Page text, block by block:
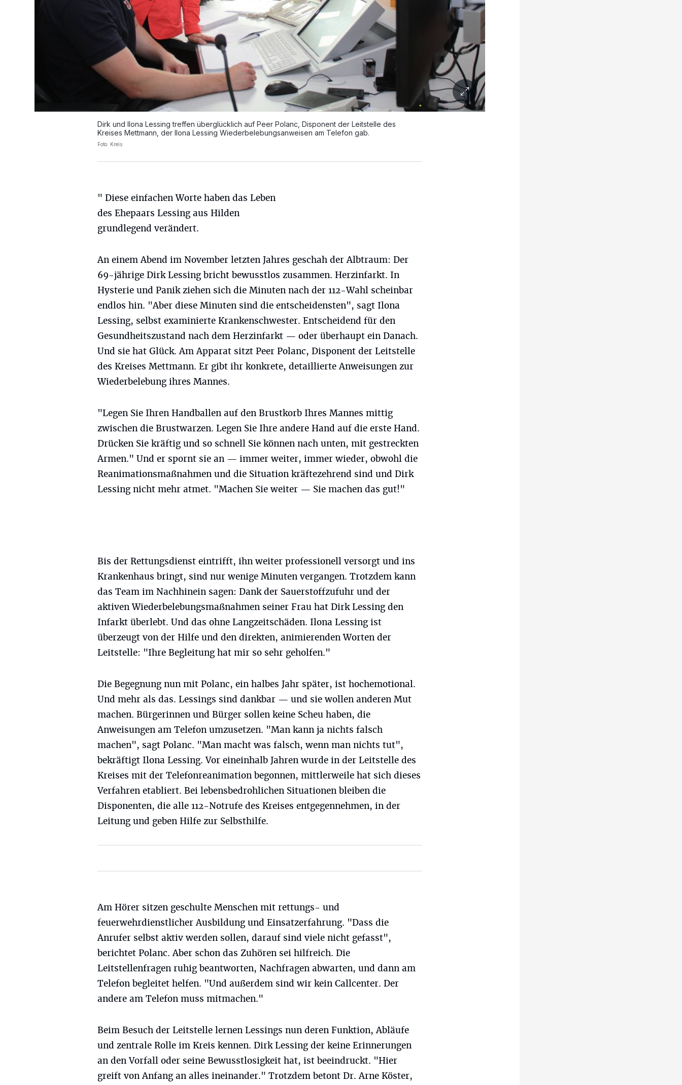
Dirk und Ilona Lessing treffen überglücklich auf Peer Polanc, Disponent der Leitstelle des
Kreises Mettmann, der Ilona Lessing Wiederbelebungsanweisen am Telefon gab.
Foto: Kreis
" Diese einfachen Worte haben das Leben
des Ehepaars Lessing aus Hilden
grundlegend verändert.
An einem Abend im November letzten Jahres geschah der Albtraum: Der
69-jährige Dirk Lessing bricht bewusstlos zusammen. Herzinfarkt. In
Hysterie und Panik ziehen sich die Minuten nach der 112-Wahl scheinbar
endlos hin. "Aber diese Minuten sind die entscheidensten", sagt Ilona
Lessing, selbst examinierte Krankenschwester. Entscheidend für den
Gesundheitszustand nach dem Herzinfarkt — oder überhaupt ein Danach.
Und sie hat Glück. Am Apparat sitzt Peer Polanc, Disponent der Leitstelle
des Kreises Mettmann. Er gibt ihr konkrete, detaillierte Anweisungen zur
Wiederbelebung ihres Mannes.
"Legen Sie Ihren Handballen auf den Brustkorb Ihres Mannes mittig
zwischen die Brustwarzen. Legen Sie Ihre andere Hand auf die erste Hand.
Drücken Sie kräftig und so schnell Sie können nach unten, mit gestreckten
Armen." Und er spornt sie an — immer weiter, immer wieder, obwohl die
Reanimationsmaßnahmen und die Situation kräftezehrend sind und Dirk
Lessing nicht mehr atmet. "Machen Sie weiter — Sie machen das gut!"
Bis der Rettungsdienst eintrifft, ihn weiter professionell versorgt und ins
Krankenhaus bringt, sind nur wenige Minuten vergangen. Trotzdem kann
das Team im Nachhinein sagen: Dank der Sauerstoffzufuhr und der
aktiven Wiederbelebungsmaßnahmen seiner Frau hat Dirk Lessing den
Infarkt überlebt. Und das ohne Langzeitschäden. Ilona Lessing ist
überzeugt von der Hilfe und den direkten, animierenden Worten der
Leitstelle: "Ihre Begleitung hat mir so sehr geholfen."
Die Begegnung nun mit Polanc, ein halbes Jahr später, ist hochemotional.
Und mehr als das. Lessings sind dankbar — und sie wollen anderen Mut
machen. Bürgerinnen und Bürger sollen keine Scheu haben, die
Anweisungen am Telefon umzusetzen. "Man kann ja nichts falsch
machen", sagt Polanc. "Man macht was falsch, wenn man nichts tut",
bekräftigt Ilona Lessing. Vor eineinhalb Jahren wurde in der Leitstelle des
Kreises mit der Telefonreanimation begonnen, mittlerweile hat sich dieses
Verfahren etabliert. Bei lebensbedrohlichen Situationen bleiben die
Disponenten, die alle 112-Notrufe des Kreises entgegennehmen, in der
Leitung und geben Hilfe zur Selbsthilfe.
Am Hörer sitzen geschulte Menschen mit rettungs- und
feuerwehrdienstlicher Ausbildung und Einsatzerfahrung. "Dass die
Anrufer selbst aktiv werden sollen, darauf sind viele nicht gefasst",
berichtet Polanc. Aber schon das Zuhören sei hilfreich. Die
Leitstellenfragen ruhig beantworten, Nachfragen abwarten, und dann am
Telefon begleitet helfen. "Und außerdem sind wir kein Callcenter. Der
andere am Telefon muss mitmachen."
Beim Besuch der Leitstelle lernen Lessings nun deren Funktion, Abläufe
und zentrale Rolle im Kreis kennen. Dirk Lessing der keine Erinnerungen
an den Vorfall oder seine Bewusstlosigkeit hat, ist beeindruckt. "Hier
greift von Anfang an alles ineinander." Trotzdem betont Dr. Arne Köster,